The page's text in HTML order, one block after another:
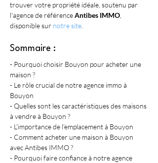
trouver votre propriété idéale, soutenu par
l'agence de référence Antibes IMMO
disponible sur notre site
Sommaire :
- Pourquoi choisir Bouyon pour acheter une
maison ?
- Le rôle crucial de notre agence immo à
Bouyon
- Quelles sont les caractéristiques des maisons
à vendre à Bouyon ?
- L'importance de l'emplacement à Bouyon
- Comment acheter une maison à Bouyon
avec Antibes IMMO ?
- Pourquoi faire confiance à notre agence